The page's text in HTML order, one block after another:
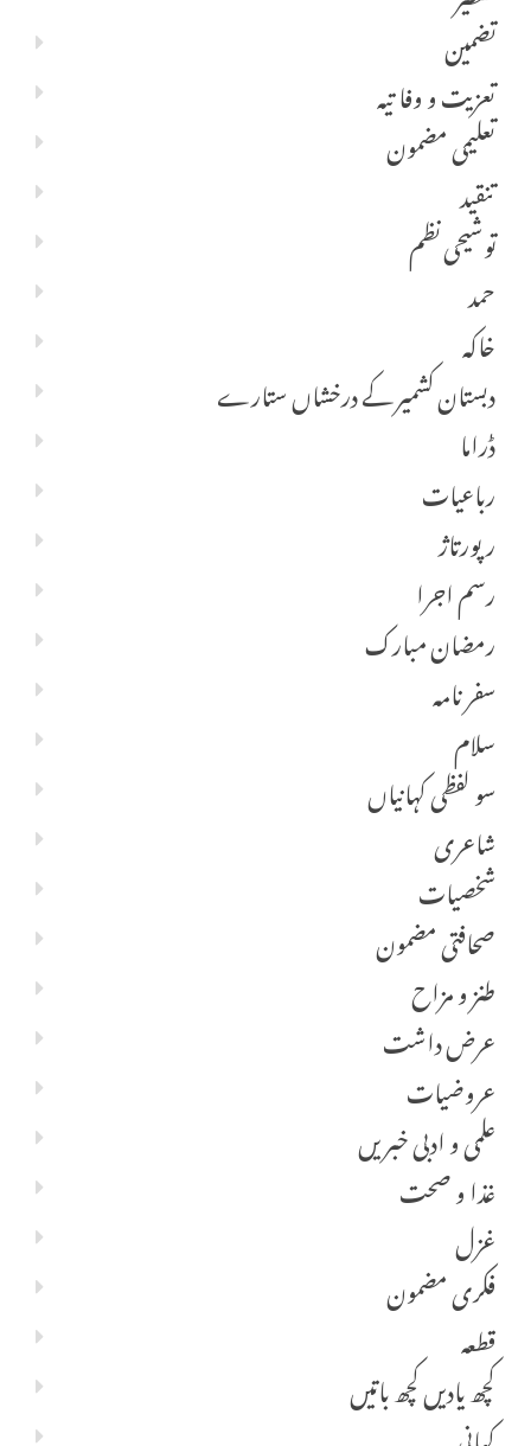
تضمین
تعزیت و وفا تیہ
تعلیمی مضمون
تنقید
توشیحی نظم
حمد
خاکہ
دبستان کشمیر کے درخشاں ستارے
ڈراما
رباعیات
رپورتاژ
رسم اجرا
رمضان مبارک
سفر نامہ
سلام
سو لفظی کہانیاں
شاعری
شخصیات
صحافتی مضمون
طنز و مزاح
عرض داشت
عروضیات
علمی و ادبی خبریں
غذا و صحت
غزل
فکری مضمون
قطعہ
کچھ یادیں کچھ باتیں